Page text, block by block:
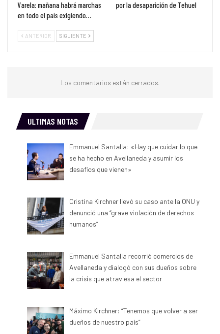
Varela: mañana habrá marchas
en todo el pais exigiendo…
por la desaparición de Tehuel
ANTERIOR SIGUIENTE
Los comentarios están cerrados.
ULTIMAS NOTAS
Emmanuel Santalla: «Hay que cuidar lo que
se ha hecho en Avellaneda y asumir los
desafíos que vienen»
Cristina Kirchner llevó su caso ante la ONU y
denunció una “grave violación de derechos
humanos”
Emmanuel Santalla recorrió comercios de
Avellaneda y dialogó con sus dueños sobre
la crisis que atraviesa el sector
Máximo Kirchner: “Tenemos que volver a ser
dueños de nuestro país”